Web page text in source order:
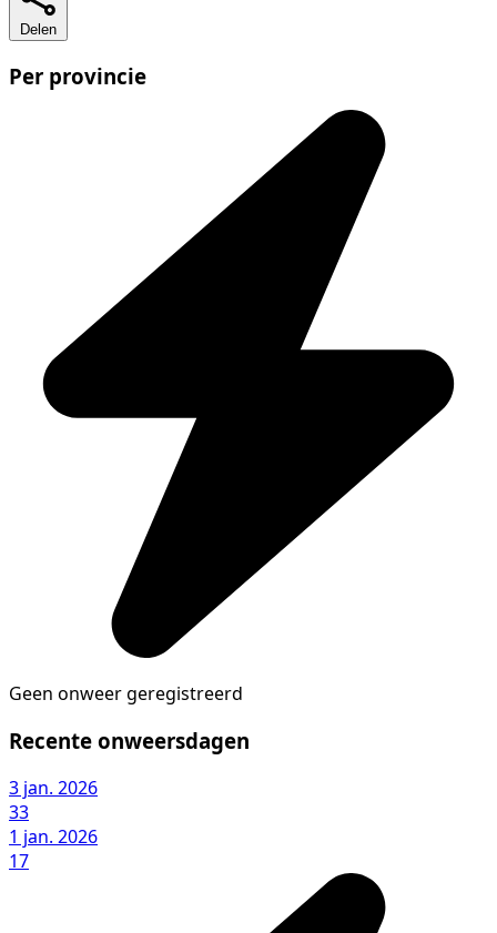
Delen
Per provincie
Geen onweer geregistreerd
Recente onweersdagen
3 jan. 2026
33
1 jan. 2026
17